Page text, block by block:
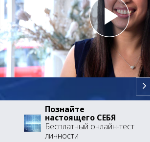
Play
Video
Познайте
настоящего СЕБЯ
Бесплатный онлайн-тест
личности